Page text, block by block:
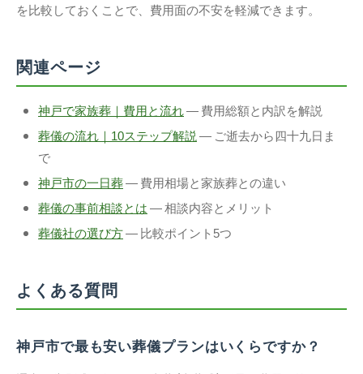
を比較しておくことで、費用面の不安を軽減できます。
関連ページ
神戸で家族葬｜費用と流れ— 費用総額と内訳を解説
葬儀の流れ｜10ステップ解説— ご逝去から四十九日ま
で
神戸市の一日葬— 費用相場と家族葬との違い
葬儀の事前相談とは— 相談内容とメリット
葬儀社の選び方— 比較ポイント5つ
よくある質問
神戸市で最も安い葬儀プランはいくらですか？